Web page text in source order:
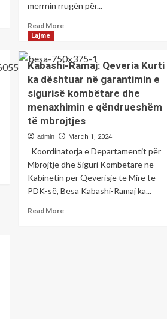
merrnin rrugën për...
Read MoreRead
Ja
kur
do
të
përfundojnë
punimet
në
Urën
e
Kukësit
eliminon
kolonat
Lajme
Kabashi-Ramaj: Qeveria Kurti
ka dështuar në garantimin e
sigurisë kombëtare dhe
menaxhimin e qëndrueshëm
të mbrojtjes
admin March 1, 2024
Koordinatorja e Departamentit për
Mbrojtje dhe Siguri Kombëtare në
Kabinetin për Qeverisje të Mirë të
PDK-së, Besa Kabashi-Ramaj ka...
Read MoreRead